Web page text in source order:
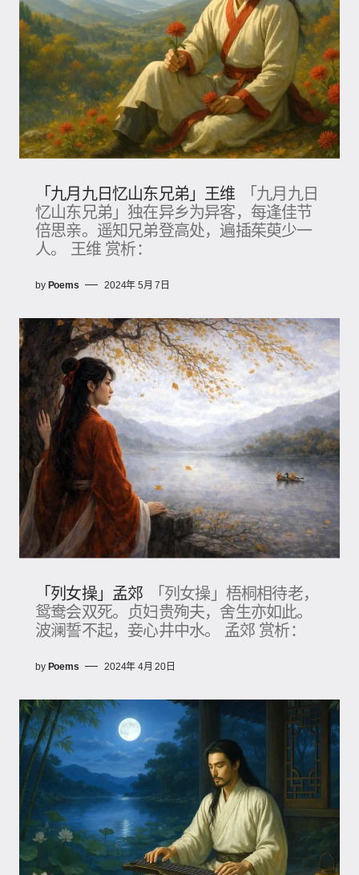
「九月九日忆山东兄弟」王维
「九月九日
忆山东兄弟」独在异乡为异客，每逢佳节
倍思亲。遥知兄弟登高处，遍插茱萸少一
人。 王维 赏析：
by Poems 2024年 5月 7日
「列女操」孟郊
「列女操」梧桐相待老，
鸳鸯会双死。贞妇贵殉夫，舍生亦如此。
波澜誓不起，妾心井中水。 孟郊 赏析：
by Poems 2024年 4月 20日